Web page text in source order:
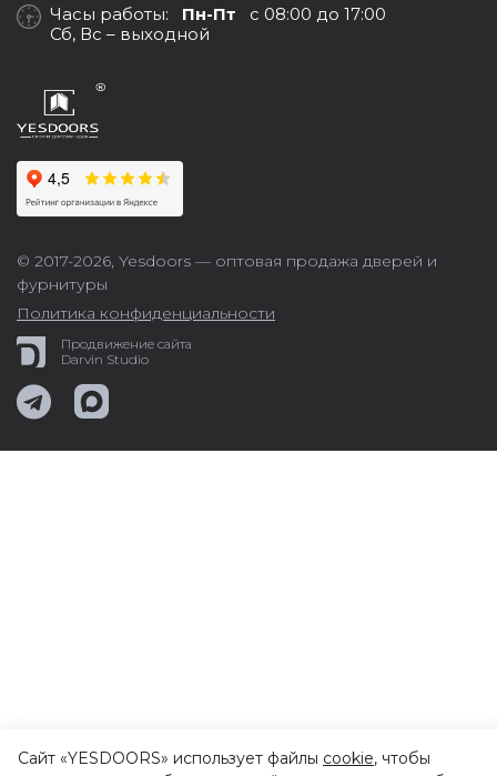
© 2017-2026, Yesdoors — оптовая продажа дверей и
фурнитуры
Политика конфиденциальности
Продвижение сайта
Darvin Studio
Часы работы: Пн-Пт с 08:00 до 17:00
Сб, Вс – выходной
Сайт «YESDOORS» использует файлы cookie, чтобы